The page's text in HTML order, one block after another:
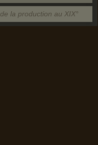
la production au XIX°